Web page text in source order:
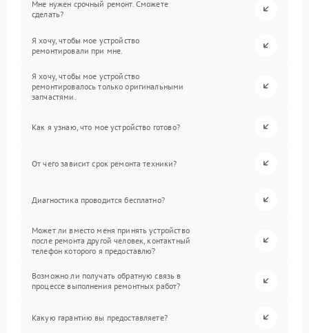
Мне нужен срочный ремонт. Сможете
сделать?
Я хочу, чтобы мое устройство
ремонтировали при мне.
Я хочу, чтобы мое устройство
ремонтировалось только оригинальными
запчастями.
Как я узнаю, что мое устройство готово?
От чего зависит срок ремонта техники?
Диагностика проводится бесплатно?
Может ли вместо меня принять устройство
после ремонта другой человек, контактный
телефон которого я предоставлю?
Возможно ли получать обратную связь в
процессе выполнения ремонтных работ?
Какую гарантию вы предоставляете?